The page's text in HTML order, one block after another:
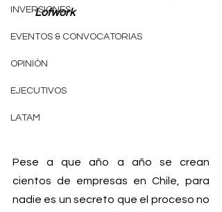
INVERSIONES
EVENTOS & CONVOCATORIAS
OPINIÓN
EJECUTIVOS
LATAM
Lofwork
Pese a que año a año se crean
cientos de empresas en Chile, para
nadie es un secreto que el proceso no